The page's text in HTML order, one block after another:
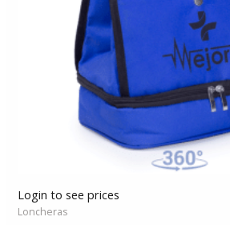
Login to see prices
Loncheras